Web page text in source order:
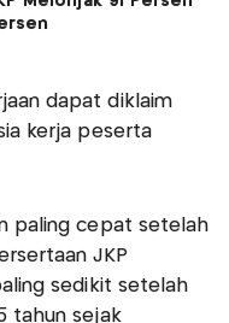
dapat diklaim
kerja peserta
paling cepat setelah
JKP
sedikit setelah
tahun sejak